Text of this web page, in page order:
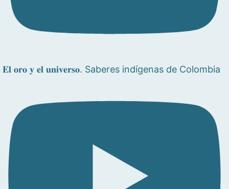
𝐄𝐥 𝐨𝐫𝐨 𝐲 𝐞𝐥 𝐮𝐧𝐢𝐯𝐞𝐫𝐬𝐨. Saberes indígenas de Colombia